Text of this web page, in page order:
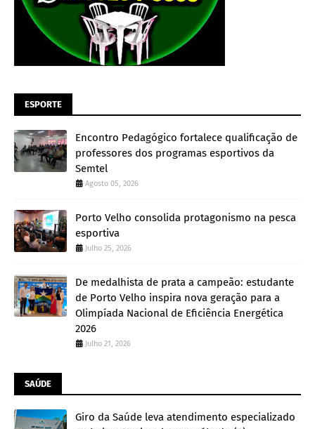
ESPORTE
Encontro Pedagógico fortalece qualificação de
professores dos programas esportivos da
Semtel
Agosto 05, 2026
Porto Velho consolida protagonismo na pesca
esportiva
Julho 25, 2026
De medalhista de prata a campeão: estudante
de Porto Velho inspira nova geração para a
Olimpíada Nacional de Eficiência Energética
2026
Julho 21, 2026
SAÚDE
Giro da Saúde leva atendimento especializado